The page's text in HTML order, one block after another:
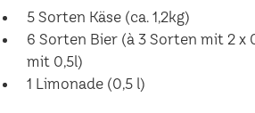
5 Sorten Käse (ca. 1,2kg)
6 Sorten Bier (à 3 Sorten mit 2 x
mit 0,5l)
1 Limonade (0,5 l)